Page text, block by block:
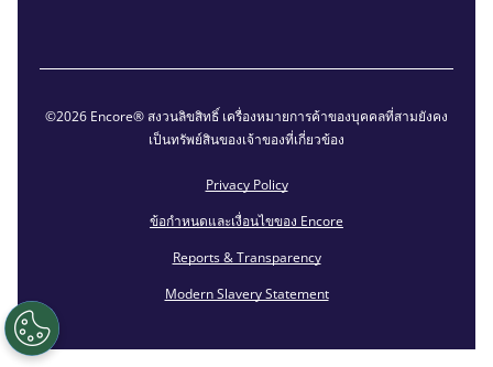
©2026 Encore® สงวนลิขสิทธิ์ เครื่องหมายการค้าของบุคคลที่สามยังคง
เป็นทรัพย์สินของเจ้าของที่เกี่ยวข้อง
Privacy Policy
ข้อกำหนดและเงื่อนไขของ Encore
Reports & Transparency
Modern Slavery Statement